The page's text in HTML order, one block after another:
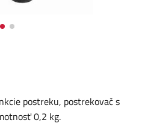
postreku, postrekovač s
0,2 kg.